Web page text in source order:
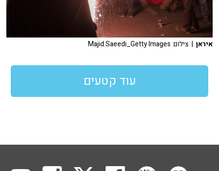
איראן | צילום: Majid Saeedi_Getty Images
עוד קטעים